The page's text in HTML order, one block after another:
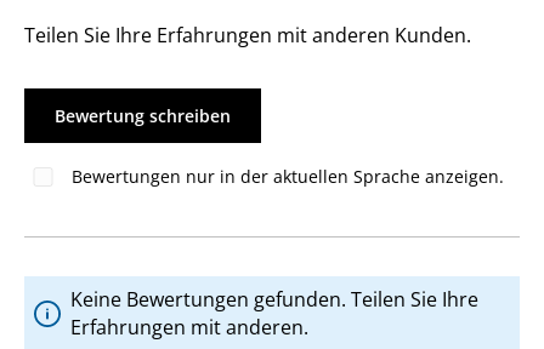
Teilen Sie Ihre Erfahrungen mit anderen Kunden.
Bewertung schreiben
Bewertungen nur in der aktuellen Sprache anzeigen.
Keine Bewertungen gefunden. Teilen Sie Ihre
Erfahrungen mit anderen.